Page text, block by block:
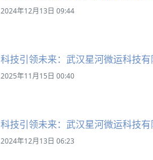
2024年12月13日 09:44
科技引领未来：武汉星河微运科技
2025年11月15日 00:40
科技引领未来：武汉星河微运科技
2024年12月13日 06:23